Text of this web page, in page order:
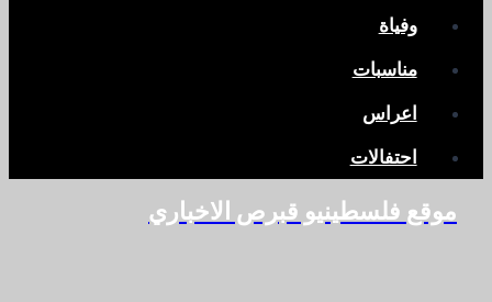
وفياة
مناسبات
اعراس
احتفالات
موقع فلسطينيو قبرص الاخباري